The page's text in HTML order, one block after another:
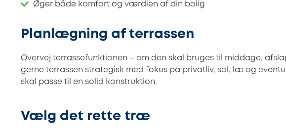
Øger både komfort og værdien af din bolig
Planlægning af terrassen
Overvej terrassefunktionen – om den skal bruges til middage,
gerne terrassen strategisk med fokus på privatliv, sol, læ og
skal passe til en solid konstruktion.
Vælg det rette træ